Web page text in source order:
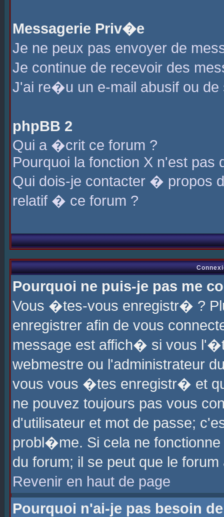
Messagerie Priv�e
Je ne peux pas envoyer de
Je continue de recevoir des
J'ai re�u un e-mail abusif ou de
phpBB 2
Qui a �crit ce forum ?
Pourquoi la fonction X n'est pas
Qui dois-je contacter � propos
relatif � ce forum ?
Pourquoi ne puis-je pas me
Vous �tes-vous enregistr� ?
enregistrer afin de vous
message est affich� si vous
webmestre ou l'administrateur
vous vous �tes enregistr� et
ne pouvez toujours pas vous
d'utilisateur et mot de passe;
probl�me. Si cela ne
du forum; il se peut que le
Revenir en haut de page
Pourquoi n'ai-je pas besoin